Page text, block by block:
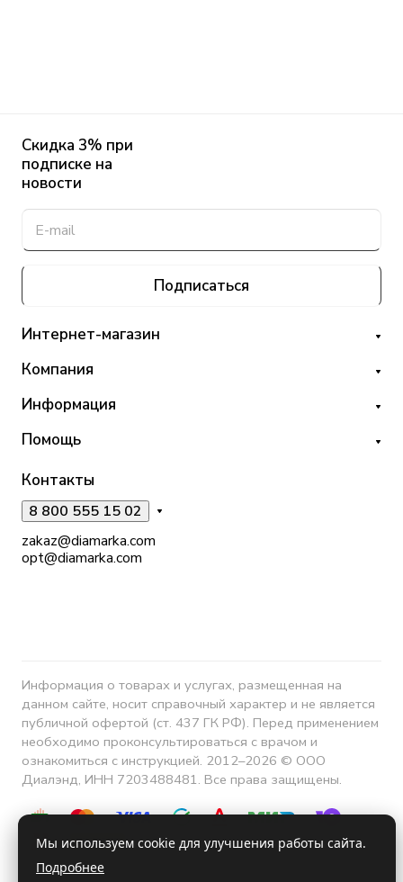
Скидка 3% при
подписке на
новости
Подписаться
Интернет-магазин
Компания
Информация
Помощь
Контакты
8 800 555 15 02
zakaz@diamarka.com
opt@diamarka.com
Информация о товарах и услугах, размещенная на
данном сайте, носит справочный характер и не является
публичной офертой (ст. 437 ГК РФ). Перед применением
необходимо проконсультироваться с врачом и
ознакомиться с инструкцией. 2012–2026 © ООО
Диалэнд, ИНН 7203488481. Все права защищены.
Конфиденциальность
Мы используем cookie для улучшения работы сайта.
Подробнее